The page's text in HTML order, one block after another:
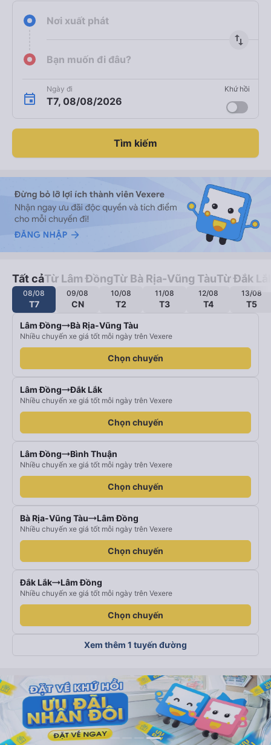
Nơi xuất phát
import_export
Bạn muốn đi đâu?
Ngày đi
T7, 08/08/2026
Khứ hồi
Tìm kiếm
Tất cảTừ Lâm ĐồngTừ Bà Rịa-Vũng TàuTừ Đắk
08/08
T7
09/08
CN
10/08
T2
11/08
T3
12/08
T4
13/08
T5
Lâm Đồng Bà Rịa-Vũng Tàu
Nhiều chuyến xe giá tốt mỗi ngày trên Vexere
Chọn chuyến
Lâm Đồng Đắk Lắk
Nhiều chuyến xe giá tốt mỗi ngày trên Vexere
Chọn chuyến
Lâm Đồng Bình Thuận
Nhiều chuyến xe giá tốt mỗi ngày trên Vexere
Chọn chuyến
Bà Rịa-Vũng Tàu Lâm Đồng
Nhiều chuyến xe giá tốt mỗi ngày trên Vexere
Chọn chuyến
Đắk Lắk Lâm Đồng
Nhiều chuyến xe giá tốt mỗi ngày trên Vexere
Chọn chuyến
Xem thêm 1 tuyến đường